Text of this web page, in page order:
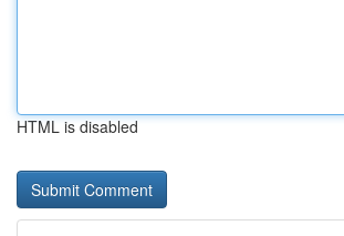
HTML is disabled